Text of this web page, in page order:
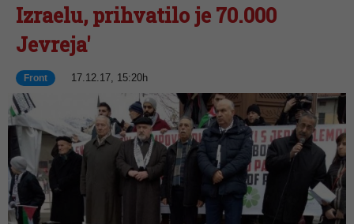
Izraelu, prihvatilo je 70.000
Jevreja'
Front 17.12.17, 15:20h